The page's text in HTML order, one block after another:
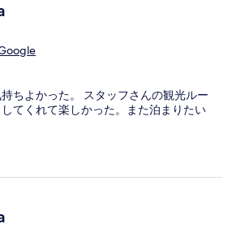
ちよかった。 スタッフさんの観光ルー
てくれて楽しかった。また泊まりたい